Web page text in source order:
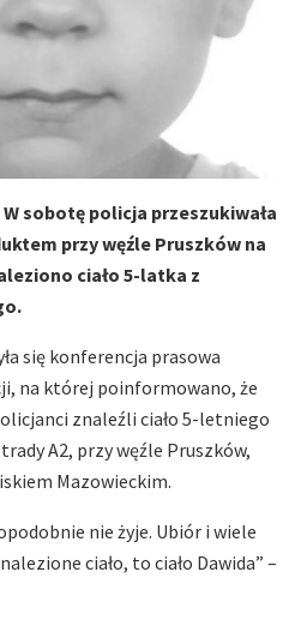
sobotę policja przeszukiwała
przy węźle Pruszków na
ciało 5-latka z
się konferencja prasowa
na której poinformowano, że
znaleźli ciało 5-letniego
A2, przy węźle Pruszków,
Mazowieckim.
nie żyje. Ubiór i wiele
ciało, to ciało Dawida” –